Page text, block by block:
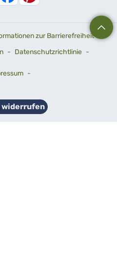
zur Barrierefreiheit-
- Datenschutzrichtlinie -
-
widerrufen